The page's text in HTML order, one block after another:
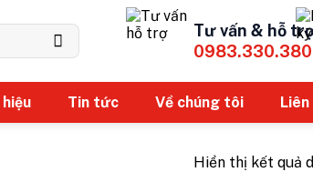
Tư vấn & hỗ
0983.330.380
Tin tức Về chúng tôi Liên
Hiển thị kết quả